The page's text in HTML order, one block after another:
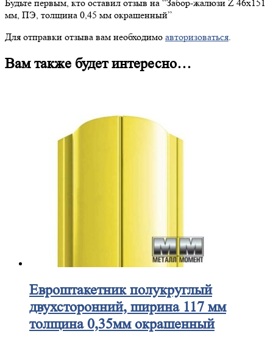
Будьте первым, кто оставил отзыв на “Забор-жалюзи Z 46х151
мм, ПЭ, толщина 0,45 мм окрашенный”
Для отправки отзыва вам необходимо авторизоваться
Вам также будет интересно…
Евроштакетникполукруглый
двухсторонний, ширина 117 мм
толщина 0,35мм окрашенный